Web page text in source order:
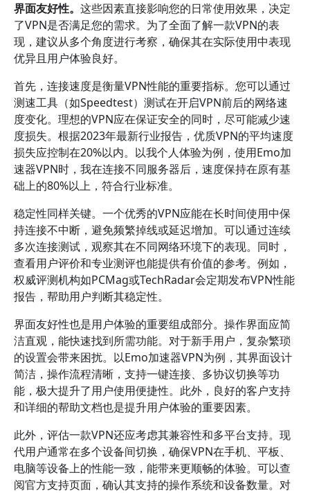
界面友好性。 这些因素直接影响您的日常使用效果，决定
了VPN是否满足您的需求。为了全面了解一款VPN的表
现，建议从多个角度进行考察，确保其在实际使用中表现
优异且用户体验良好。
首先，连接速度是衡量VPN性能的重要指标。您可以通过
测速工具（如Speedtest）测试在开启VPN前后的网络速
度变化。理想的VPN应在保证安全的同时，尽可能减少速
度损失。根据2023年最新行业报告，优质VPN的平均速度
损失应控制在20%以内。以我个人体验为例，使用Emo加
速器VPN时，我在连接不同服务器后，速度保持在原有基
础上的80%以上，符合行业标准。
稳定性同样关键。一个优秀的VPN应能在长时间使用中保
持连接不中断，避免频繁掉线或延迟增加。可以通过连续
多次连接测试，观察其在不同网络环境下的表现。同时，
查看用户评价和专业测评也能提供有价值的参考。例如，
权威评测机构如PCMag或TechRadar会定期发布VPN性能
报告，帮助用户判断其稳定性。
界面友好性也是用户体验的重要组成部分。操作界面应简
洁直观，能快速找到所需功能。对于新手用户，复杂繁琐
的设置会带来困扰。以Emo加速器VPN为例，其界面设计
简洁，操作流程清晰，支持一键连接、多协议切换等功
能，极大提升了用户使用便捷性。此外，良好的客户支持
和详细的帮助文档也是提升用户体验的重要因素。
此外，评估一款VPN还应考虑其兼容性和多平台支持。现
代用户通常在多个设备间切换，确保VPN在手机、平板、
电脑等设备上的性能一致，能带来更顺畅的体验。可以查
阅官方支持页面，确认其支持的操作系统和设备数量。对